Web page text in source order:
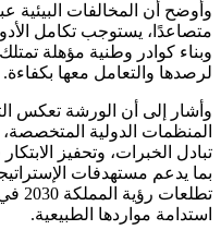
وأوضح أن المخالفات البيئية
متصاعدًا، يستوجب تكامل
وبناء كوادر وطنية مؤهلة تمتلك
لرصدها والتعامل معها بكفاءة.
وأشار إلى أن الورشة تعكس
المنظمات الدولية المتخصصة،
تبادل الخبرات، وتحفيز
بما يدعم مستهدفات
استدامة مواردها الطبيعية.